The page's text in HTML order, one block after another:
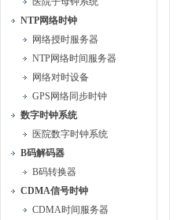
NTP网络时钟
网络授时服务器
NTP网络时间服务器
网络对时设备
GPS网络同步时钟
数字时钟系统
医院数字时钟系统
B码解码器
B码转换器
CDMA信号时钟
CDMA时间服务器